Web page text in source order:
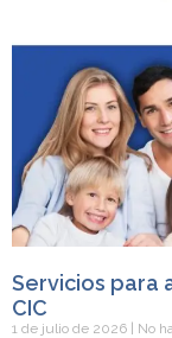
Servicios para
CIC
1 de julio de 2026 No